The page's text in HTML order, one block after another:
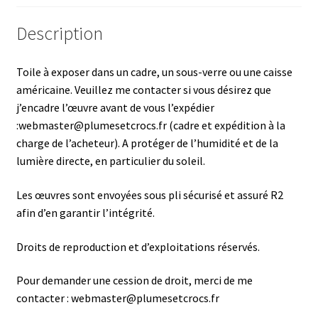
Description
Toile à exposer dans un cadre, un sous-verre ou une caisse
américaine. Veuillez me contacter si vous désirez que
j’encadre l’œuvre avant de vous l’expédier
:webmaster@plumesetcrocs.fr (cadre et expédition à la
charge de l’acheteur). A protéger de l’humidité et de la
lumière directe, en particulier du soleil.
Les œuvres sont envoyées sous pli sécurisé et assuré R2
afin d’en garantir l’intégrité.
Droits de reproduction et d’exploitations réservés.
Pour demander une cession de droit, merci de me
contacter : webmaster@plumesetcrocs.fr